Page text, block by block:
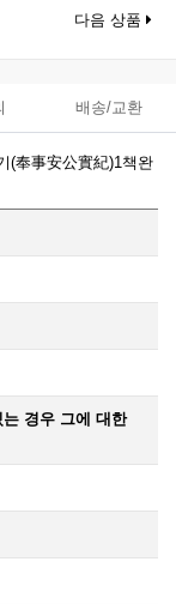
다음 상품
배송/교환
(奉事安公實紀)1책완
경우 그에 대한